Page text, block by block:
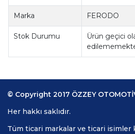
Marka FERODO
Stok Durumu
Ürün geçici
© Copyright 2017 ÖZZEY
Her hakkı saklıdır.
Tüm ticari markalar ve ticari isimler